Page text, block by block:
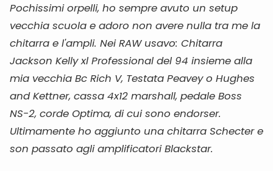
Pochissimi orpelli, ho sempre avuto un setup
vecchia scuola e adoro non avere nulla tra me la
chitarra e l'ampli. Nei RAW usavo: Chitarra
Jackson Kelly xl Professional del 94 insieme alla
mia vecchia Bc Rich V, Testata Peavey o Hughes
and Kettner, cassa 4x12 marshall, pedale Boss
NS-2, corde Optima, di cui sono endorser.
Ultimamente ho aggiunto una chitarra Schecter e
son passato agli amplificatori Blackstar.